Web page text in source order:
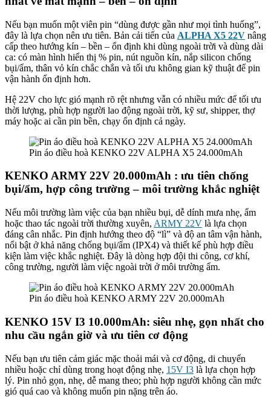
Nếu bạn muốn một viên pin “dùng được gần như mọi tình huống”,
đây là lựa chọn nên ưu tiên. Bản cải tiến của ALPHA X5 22V nâng
cấp theo hướng kín – bền – ổn định khi dùng ngoài trời và dùng dài
ca: có màn hình hiển thị % pin, nút nguồn kín, nắp silicon chống
bụi/ẩm, thân vỏ kín chắc chắn và tối ưu không gian kỹ thuật để pin
vận hành ổn định hơn.
Hệ 22V cho lực gió mạnh rõ rệt nhưng vẫn có nhiều mức để tối ưu
thời lượng, phù hợp người lao động ngoài trời, kỹ sư, shipper, thợ
máy hoặc ai cần pin bền, chạy ổn định cả ngày.
Pin áo điều hoà KENKO 22V ALPHA X5 24.000mAh
KENKO ARMY 22V 20.000mAh : ưu tiên chống
bụi/ẩm, hợp công trường – môi trường khắc nghiệt
Nếu môi trường làm việc của bạn nhiều bụi, dễ dính mưa nhẹ, ẩm
hoặc thao tác ngoài trời thường xuyên, ARMY 22V là lựa chọn
đáng cân nhắc. Pin định hướng theo độ “lì” và độ an tâm vận hành,
nổi bật ở khả năng chống bụi/ẩm (IPX4) và thiết kế phù hợp điều
kiện làm việc khắc nghiệt. Đây là dòng hợp đội thi công, cơ khí,
công trường, người làm việc ngoài trời ở môi trường ẩm.
Pin áo điều hoà KENKO ARMY 22V 20.000mAh
KENKO 15V I3 10.000mAh: siêu nhẹ, gọn nhất cho
nhu cầu ngắn giờ và ưu tiên cơ động
Nếu bạn ưu tiên cảm giác mặc thoải mái và cơ động, di chuyển
nhiều hoặc chỉ dùng trong hoạt động nhẹ, 15V I3 là lựa chọn hợp
lý. Pin nhỏ gọn, nhẹ, dễ mang theo; phù hợp người không cần mức
gió quá cao và không muốn pin nặng trên áo.